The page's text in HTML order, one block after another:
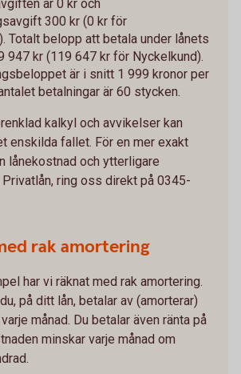
är 0 kr och
300 kr (0 kr för
Totalt belopp att betala under lånets
947 kr (119 647 kr för Nyckelkund).
är i snitt 1 999 kronor per
betalningar är 60 stycken.
kalkyl och avvikelser kan
enskilda fallet. För en mer exakt
lånekostnad och ytterligare
ring oss direkt på 0345-
rak amortering
har vi räknat med rak amortering.
på ditt lån, betalar av (amorterar)
månad. Du betalar även ränta på
minskar varje månad om